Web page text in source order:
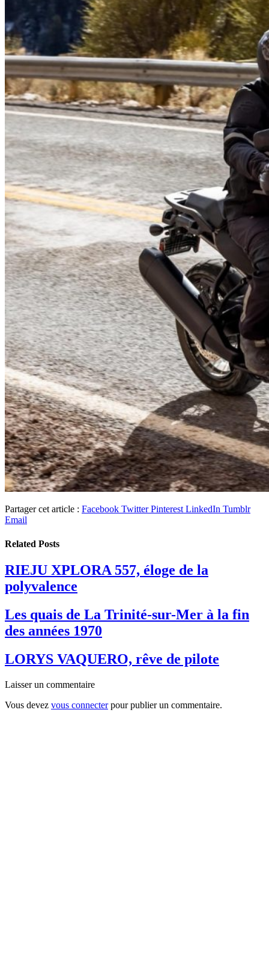
Partager cet article : Facebook Twitter Pinterest LinkedIn Tumblr
Email
Related Posts
RIEJU XPLORA 557, éloge de la
polyvalence
Les quais de La Trinité-sur-Mer à la fin
des années 1970
LORYS VAQUERO, rêve de pilote
Laisser un commentaire
Vous devez vous connecterpour publier un commentaire.